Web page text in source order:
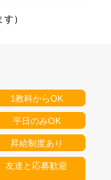
）
1教科からOK
平日のみOK
昇給制度あり
友達と応募歓迎